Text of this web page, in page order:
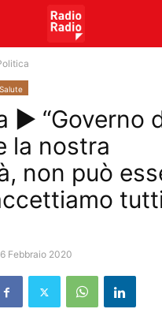
Salute
► “Governo
la nostra
non può
Febbraio 2020